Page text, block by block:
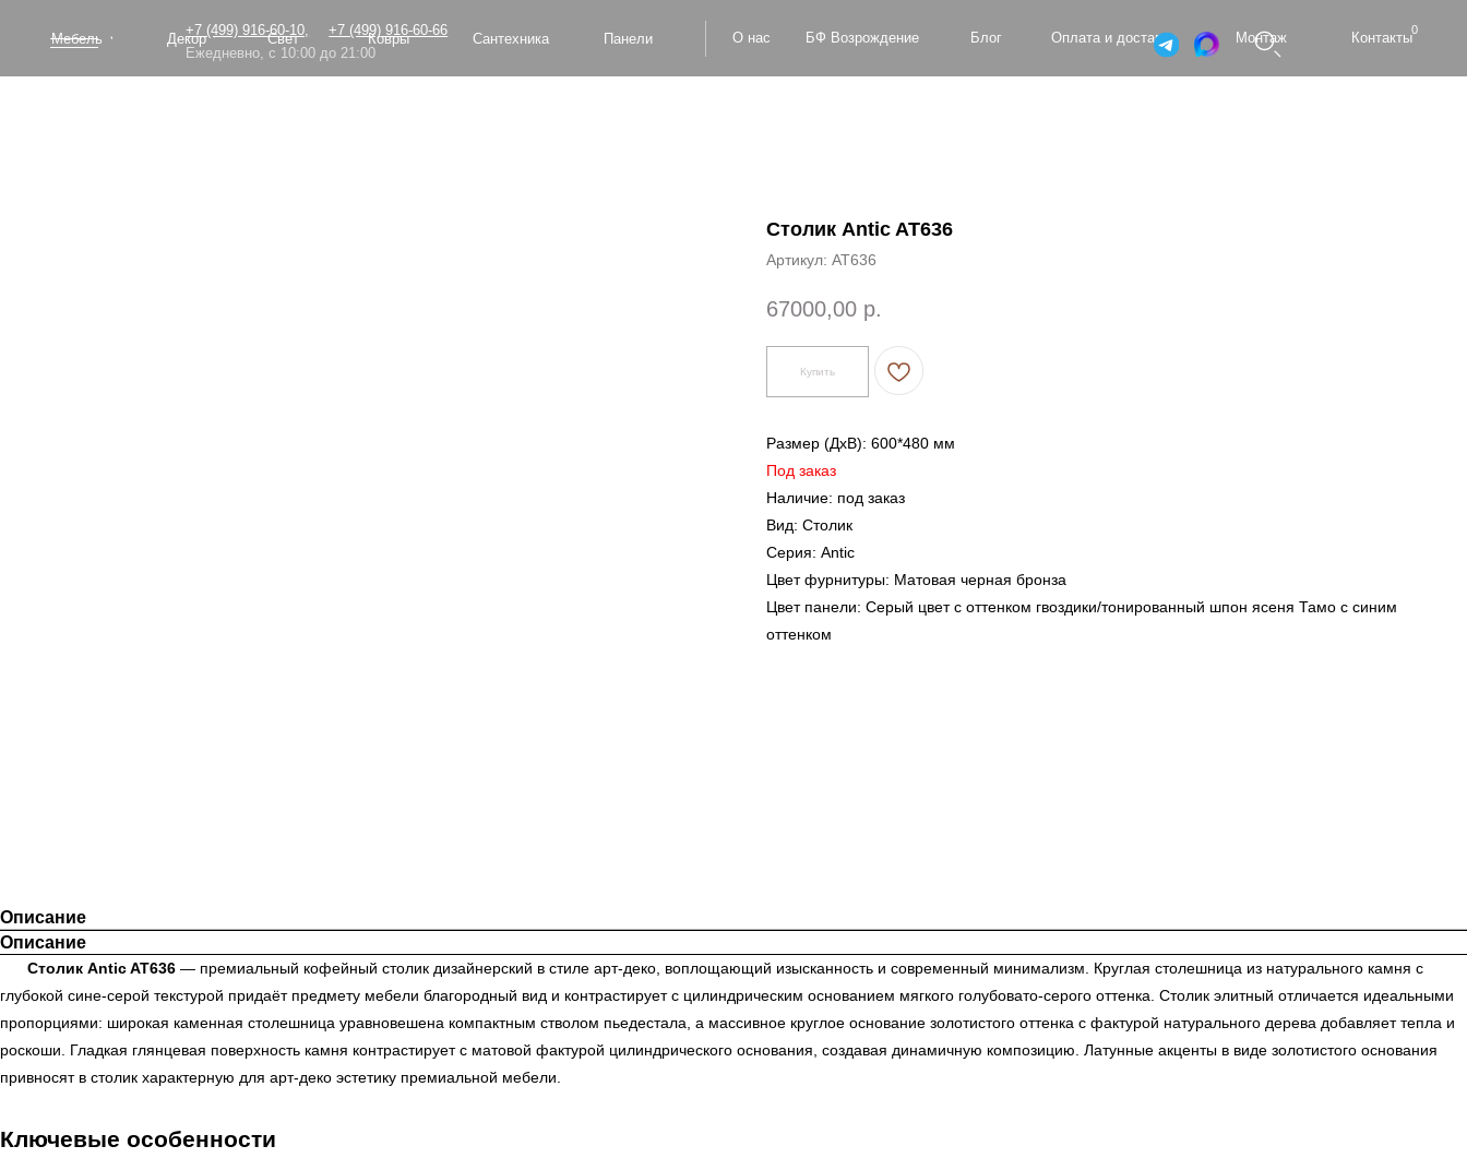
+7 (499) 916-60-66
+7 (499) 916-60-10,
Ежедневно, с 10:00 до 21:00
Панели
Сантехника
Свет
Декор Контакты
Монтаж
Оплата и доставка
БФ Возрождение Блог
Мебель Ковры
Столик Antic AT636
Артикул: AT636
67000,00 р.
Купить
Размер (ДxВ): 600*480 мм
Под заказ
Наличие: под заказ
Вид: Столик
Серия: Antic
Цвет фурнитуры: Матовая черная бронза
Цвет панели: Серый цвет с оттенком гвоздики/тонированный шпон ясеня Тамо с синим
оттенком
Описание
Описание
Столик Antic AT636 — премиальный кофейный столик дизайнерский в стиле арт-деко, воплощающий изысканность и современный минимализм. Круглая столешница из натурального камня с
глубокой сине-серой текстурой придаёт предмету мебели благородный вид и контрастирует с цилиндрическим основанием мягкого голубовато-серого оттенка. Столик элитный отличается идеальными
пропорциями: широкая каменная столешница уравновешена компактным стволом пьедестала, а массивное круглое основание золотистого оттенка с фактурой натурального дерева добавляет тепла и
роскоши. Гладкая глянцевая поверхность камня контрастирует с матовой фактурой цилиндрического основания, создавая динамичную композицию. Латунные акценты в виде золотистого основания
привносят в столик характерную для арт-деко эстетику премиальной мебели.
Ключевые особенности